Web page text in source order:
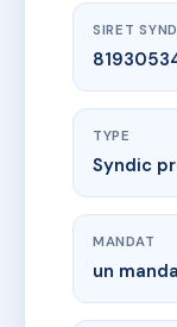
SIRET
TYPE
Syndic
MANDAT
un